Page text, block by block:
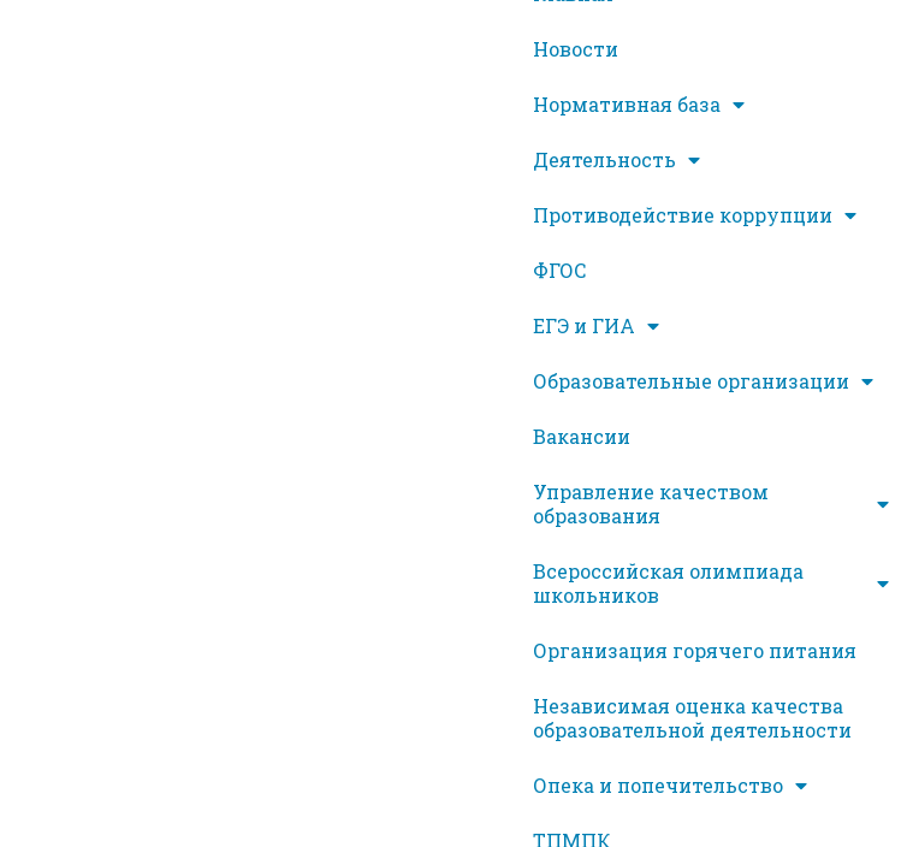
Новости
Нормативная база
Деятельность
Противодействие коррупции
ФГОС
ЕГЭ и ГИА
Образовательные организации
Вакансии
Управление качеством
образования
Всероссийская олимпиада
школьников
Организация горячего питания
Независимая оценка качества
образовательной деятельности
Опека и попечительство
ТПМПК